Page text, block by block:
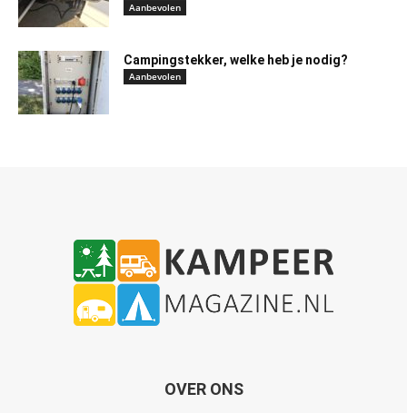
Aanbevolen
Campingstekker, welke heb je nodig?
Aanbevolen
OVER ONS